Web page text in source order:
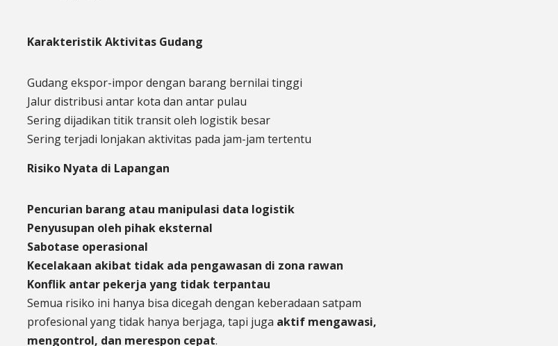
Karakteristik Aktivitas Gudang
Gudang ekspor-impor dengan barang bernilai tinggi
Jalur distribusi antar kota dan antar pulau
Sering dijadikan titik transit oleh logistik besar
Sering terjadi lonjakan aktivitas pada jam-jam tertentu
Risiko Nyata di Lapangan
Pencurian barang atau manipulasi data logistik
Penyusupan oleh pihak eksternal
Sabotase operasional
Kecelakaan akibat tidak ada pengawasan di zona rawan
Konflik antar pekerja yang tidak terpantau
Semua risiko ini hanya bisa dicegah dengan keberadaan satpam
profesional yang tidak hanya berjaga, tapi juga aktif mengawasi,
mengontrol, dan merespon cepat.